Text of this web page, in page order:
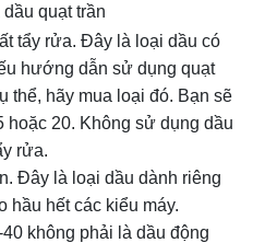
quạt trần
tẩy rửa. Đây là loại dầu có
hướng dẫn sử dụng quạt
thể, hãy mua loại đó. Bạn sẽ
hoặc 20. Không sử dụng dầu
rửa.
Đây là loại dầu dành riêng
hầu hết các kiểu máy.
không phải là dầu động